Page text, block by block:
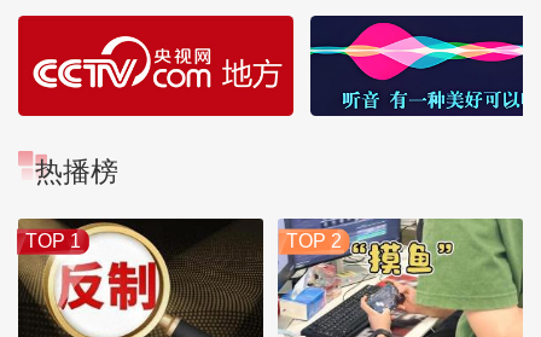
热播榜
TOP 1 TOP 2